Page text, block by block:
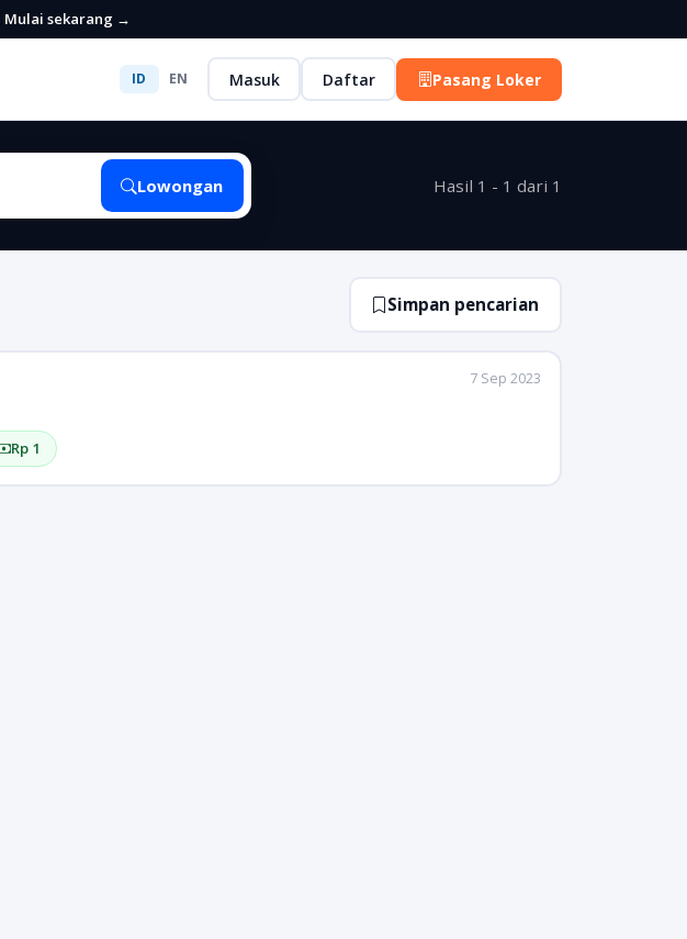
Mulai sekarang →
ID EN Masuk Daftar Pasang Loker
Lowongan Hasil 1 - 1 dari 1
Simpan pencarian
Rp 1
7 Sep 2023